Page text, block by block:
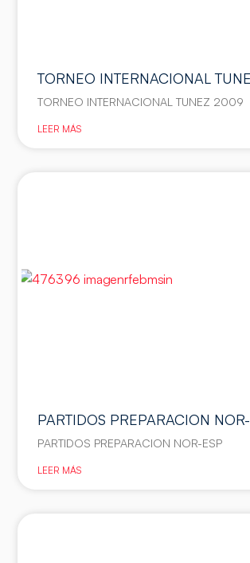
TORNEO INTERNACIONAL
TORNEO INTERNACIONAL TUNEZ 2009
LEER MÁS
PARTIDOS PREPARACION
PARTIDOS PREPARACION NOR-ESP
LEER MÁS